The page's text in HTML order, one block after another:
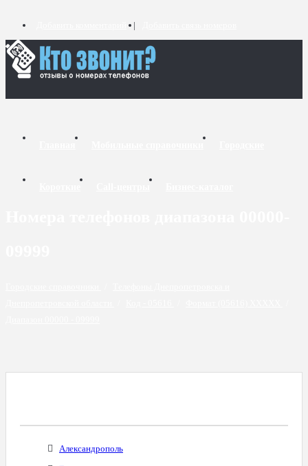
Александрополь